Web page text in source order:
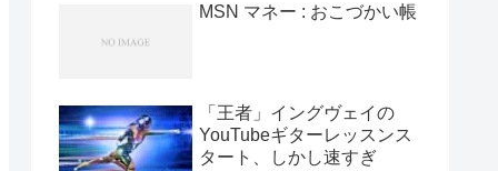
MSN マネー : おこづかい帳
「王者」イングヴェイの
YouTubeギターレッスンス
タート、しかし速すぎ